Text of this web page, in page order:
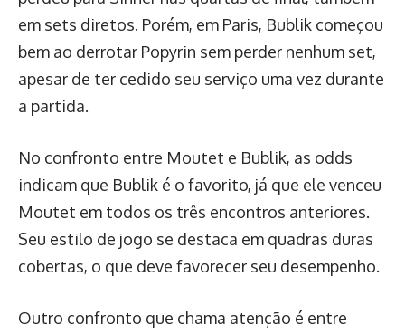
em sets diretos. Porém, em Paris, Bublik começou
bem ao derrotar Popyrin sem perder nenhum set,
apesar de ter cedido seu serviço uma vez durante
a partida.
No confronto entre Moutet e Bublik, as odds
indicam que Bublik é o favorito, já que ele venceu
Moutet em todos os três encontros anteriores.
Seu estilo de jogo se destaca em quadras duras
cobertas, o que deve favorecer seu desempenho.
Outro confronto que chama atenção é entre